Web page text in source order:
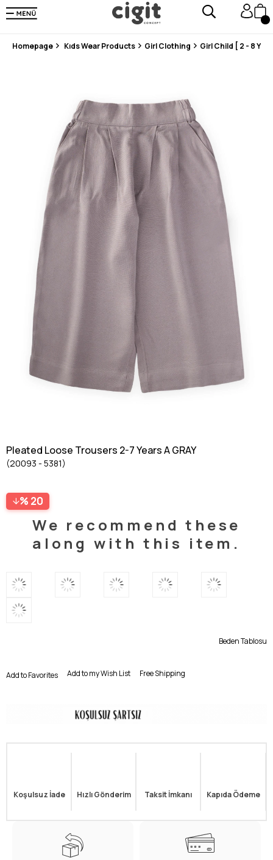
En Uygun Fiyat Garantisi !
300₺ ve Üzeri Alışverişlerde Kargo Ücretsiz !
Homepage Kıds Wear Products Girl Clothing Girl Child [ 2 - 8
Pleated Loose Trousers 2-7 Years A GRAY
(20093 - 5381)
20
We recommend these
along with this item.
Beden Tablosu
Add to Favorites Add to my Wish List Free Shipping
Koşulsuz İade Hızlı Gönderim Taksit İmkanı Kapıda Ödeme